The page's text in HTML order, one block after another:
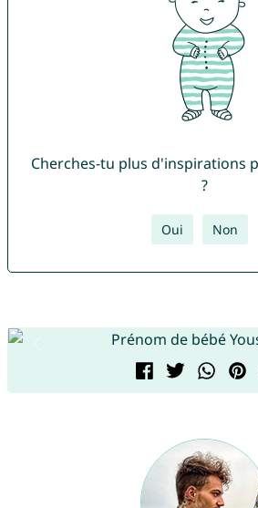
Cherches-tu plus d'inspirations
?
Oui Non